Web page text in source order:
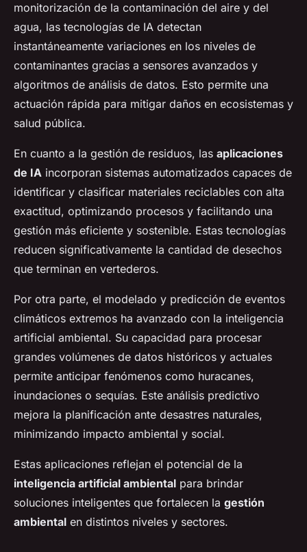
monitorización de la contaminación del aire y del
agua, las tecnologías de IA detectan
instantáneamente variaciones en los niveles de
contaminantes gracias a sensores avanzados y
algoritmos de análisis de datos. Esto permite una
actuación rápida para mitigar daños en ecosistemas y
salud pública.
En cuanto a la gestión de residuos, las aplicaciones
de IA incorporan sistemas automatizados capaces de
identificar y clasificar materiales reciclables con alta
exactitud, optimizando procesos y facilitando una
gestión más eficiente y sostenible. Estas tecnologías
reducen significativamente la cantidad de desechos
que terminan en vertederos.
Por otra parte, el modelado y predicción de eventos
climáticos extremos ha avanzado con la inteligencia
artificial ambiental. Su capacidad para procesar
grandes volúmenes de datos históricos y actuales
permite anticipar fenómenos como huracanes,
inundaciones o sequías. Este análisis predictivo
mejora la planificación ante desastres naturales,
minimizando impacto ambiental y social.
Estas aplicaciones reflejan el potencial de la
inteligencia artificial ambiental para brindar
soluciones inteligentes que fortalecen la gestión
ambiental en distintos niveles y sectores.